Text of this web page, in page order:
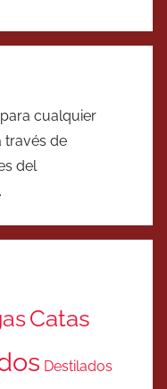
cualquier
través de
del
.
Catas
Destilados